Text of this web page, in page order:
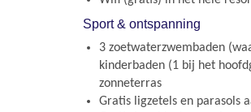
Sport & ontspanning
3 zoetwaterzwembaden
kinderbaden (1 bij het
zonneterras
Gratis ligzetels en parasols